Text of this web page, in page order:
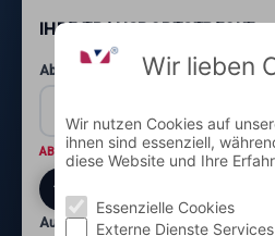
IHRE TRANSPORTSTRECKE
Abholung: Postleitzahl und Ort*
ABHOLORT Wo wird die Ware abgeholt?
Auslieferung: Postleitzahl und Ort*
Wir lieben
Wir nutzen Cookies auf
ihnen sind essenziell,
diese Website und Ihre
Essenzielle Cookies
Externe Dienste Services